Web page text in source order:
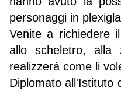
personaggi in
Venite a richiedere
allo scheletro,
realizzerà come li
Diplomato all'Istituto